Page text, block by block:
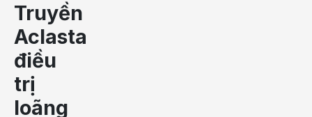
Truyền
Aclasta
điều
trị
loãng